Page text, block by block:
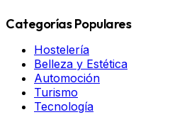
Categorías Populares
Hostelería
Belleza y Estética
Automoción
Turismo
Tecnología